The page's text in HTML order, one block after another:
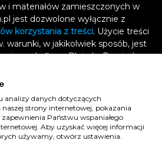
i materiałów zamieszczonych w
jest dozwolone wyłącznie z
korzystania z treści. Użycie treści
warunki, w jakikolwiek sposób, jest
zgody firmy Plejada. Dowiedz
uzyskać
łamaniem prawa i grozi
.
analizy danych dotyczących
strony internetowej, pokazania
Państwu wspaniałego
Aby uzyskać więcej informacji
używamy, otwórz ustawienia.